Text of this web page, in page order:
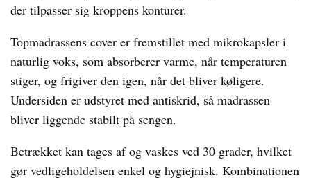
der tilpasser sig kroppens konturer.
Topmadrassens cover er fremstillet med mikrokapsler i
naturlig voks, som absorberer varme, når temperaturen
stiger, og frigiver den igen, når det bliver køligere.
Undersiden er udstyret med antiskrid, så madrassen
bliver liggende stabilt på sengen.
Betrækket kan tages af og vaskes ved 30 grader, hvilket
gør vedligeholdelsen enkel og hygiejnisk. Kombinationen